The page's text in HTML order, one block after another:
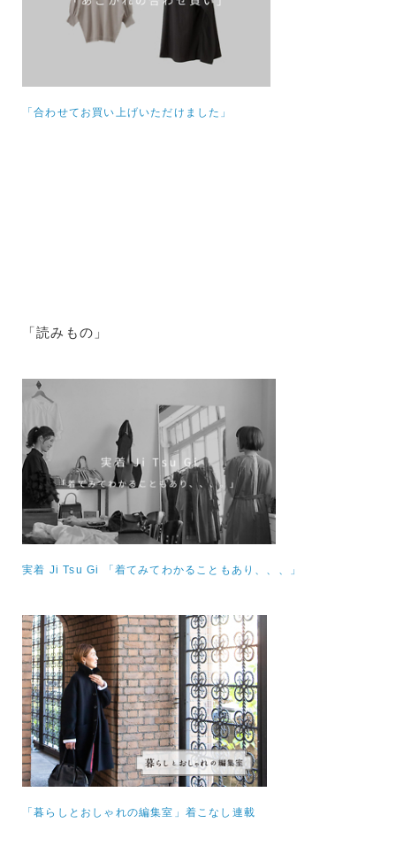
「合わせてお買い上げいただけました」
「読みもの」
実着 Ji Tsu Gi 「着てみてわかることもあり、、、」
「暮らしとおしゃれの編集室」着こなし連載